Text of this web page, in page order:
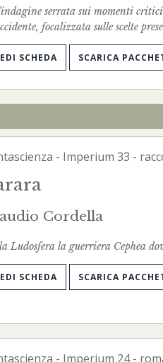
serrata sui momenti
focalizzata sulle scelte
SCHEDA SCARICA
- Imperium 33 -
Cordella
Ludosfera la guerriera Cephea
SCHEDA SCARICA
- Imperium 24 -